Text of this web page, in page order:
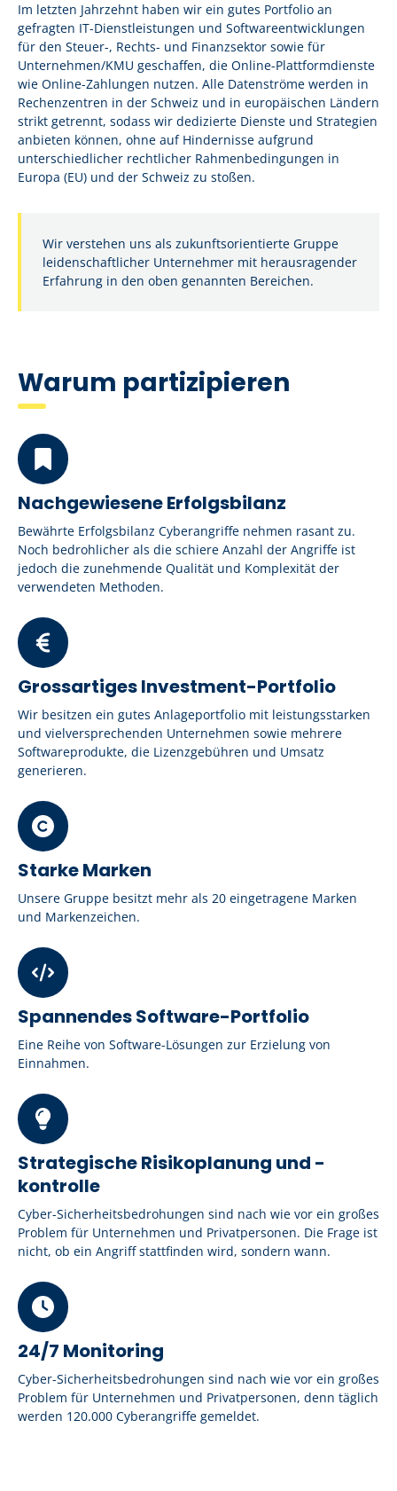
Im letzten Jahrzehnt haben wir ein gutes Portfolio an
gefragten IT-Dienstleistungen und Softwareentwicklungen
für den Steuer-, Rechts- und Finanzsektor sowie für
Unternehmen/KMU geschaffen, die Online-Plattformdienste
wie Online-Zahlungen nutzen. Alle Datenströme werden in
Rechenzentren in der Schweiz und in europäischen Ländern
strikt getrennt, sodass wir dedizierte Dienste und Strategien
anbieten können, ohne auf Hindernisse aufgrund
unterschiedlicher rechtlicher Rahmenbedingungen in
Europa (EU) und der Schweiz zu stoßen.
Wir verstehen uns als zukunftsorientierte Gruppe
leidenschaftlicher Unternehmer mit herausragender
Erfahrung in den oben genannten Bereichen.
Warum partizipieren
Nachgewiesene Erfolgsbilanz
Bewährte Erfolgsbilanz Cyberangriffe nehmen rasant zu.
Noch bedrohlicher als die schiere Anzahl der Angriffe ist
jedoch die zunehmende Qualität und Komplexität der
verwendeten Methoden.
Grossartiges Investment-Portfolio
Wir besitzen ein gutes Anlageportfolio mit leistungsstarken
und vielversprechenden Unternehmen sowie mehrere
Softwareprodukte, die Lizenzgebühren und Umsatz
generieren.
Starke Marken
Unsere Gruppe besitzt mehr als 20 eingetragene Marken
und Markenzeichen.
Spannendes Software-Portfolio
Eine Reihe von Software-Lösungen zur Erzielung von
Einnahmen.
Strategische Risikoplanung und -
kontrolle
Cyber-Sicherheitsbedrohungen sind nach wie vor ein großes
Problem für Unternehmen und Privatpersonen. Die Frage ist
nicht, ob ein Angriff stattfinden wird, sondern wann.
24/7 Monitoring
Cyber-Sicherheitsbedrohungen sind nach wie vor ein großes
Problem für Unternehmen und Privatpersonen, denn täglich
werden 120.000 Cyberangriffe gemeldet.